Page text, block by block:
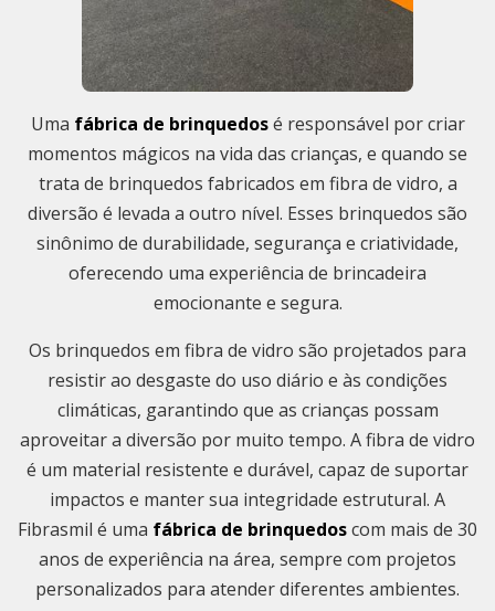
Uma fábrica de brinquedosé responsável por criar
momentos mágicos na vida das crianças, e quando se
trata de brinquedos fabricados em fibra de vidro, a
diversão é levada a outro nível. Esses brinquedos são
sinônimo de durabilidade, segurança e criatividade,
oferecendo uma experiência de brincadeira
emocionante e segura.
Os brinquedos em fibra de vidro são projetados para
resistir ao desgaste do uso diário e às condições
climáticas, garantindo que as crianças possam
aproveitar a diversão por muito tempo. A fibra de vidro
é um material resistente e durável, capaz de suportar
impactos e manter sua integridade estrutural. A
Fibrasmil é uma fábrica de brinquedoscom mais de 30
anos de experiência na área, sempre com projetos
personalizados para atender diferentes ambientes.